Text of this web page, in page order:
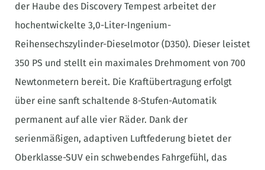
der Haube des Discovery Tempest arbeitet der
hochentwickelte 3,0-Liter-Ingenium-
Reihensechszylinder-Dieselmotor (D350). Dieser leistet
350 PS und stellt ein maximales Drehmoment von 700
Newtonmetern bereit. Die Kraftübertragung erfolgt
über eine sanft schaltende 8-Stufen-Automatik
permanent auf alle vier Räder. Dank der
serienmäßigen, adaptiven Luftfederung bietet der
Oberklasse-SUV ein schwebendes Fahrgefühl, das